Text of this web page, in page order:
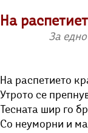
На
За
На распетието
Утрото се
Тесната шир го
Со неуморни и